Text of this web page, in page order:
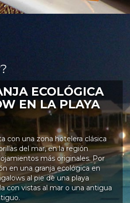
ECOLÓGICA
EN LA PLAYA
con una zona hotelera clásica
del mar, en la región
más originales. Por
en una granja ecológica en
al pie de una playa
con vistas al mar o una antigua